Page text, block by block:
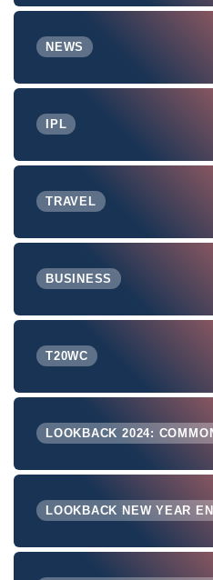
NEWS
IPL
TRAVEL
BUSINESS
T20WC
LOOKBACK 2024:
LOOKBACK NEW YEAR